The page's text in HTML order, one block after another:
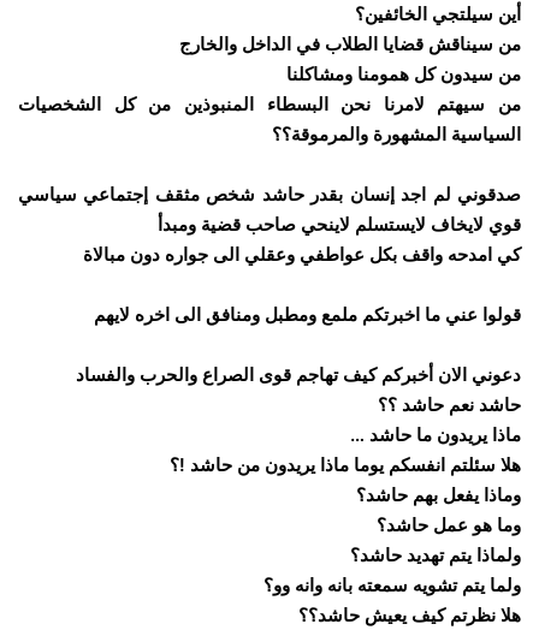
أين سيلتجي الخائفين؟
من سيناقش قضايا الطلاب في الداخل والخارج
من سيدون كل همومنا ومشاكلنا
من سيهتم لامرنا نحن البسطاء المنبوذين من كل الشخصيات
السياسية المشهورة والمرموقة؟؟
صدقوني لم اجد إنسان بقدر حاشد شخص مثقف إجتماعي سياسي
قوي لايخاف لايستسلم لاينحي صاحب قضية ومبدأ
كي امدحه واقف بكل عواطفي وعقلي الى جواره دون مبالاة
قولوا عني ما اخبرتكم ملمع ومطبل ومنافق الى اخره لايهم
دعوني الان أخبركم كيف تهاجم قوى الصراع والحرب والفساد
حاشد نعم حاشد ؟؟
ماذا يريدون ما حاشد …
هلا سئلتم انفسكم يوما ماذا يريدون من حاشد !؟
وماذا يفعل بهم حاشد؟
وما هو عمل حاشد؟
ولماذا يتم تهديد حاشد؟
ولما يتم تشويه سمعته بانه وانه وو؟
هلا نظرتم كيف يعيش حاشد؟؟